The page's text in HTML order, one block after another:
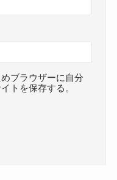
ブラウザーに自分
トを保存する。